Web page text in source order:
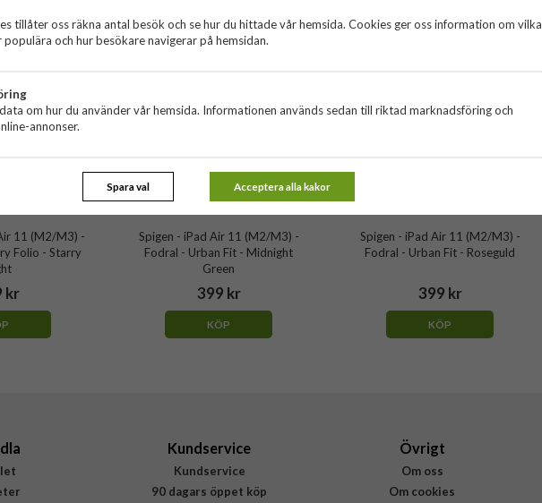
11 (M2/M3) -
Folio - Starry
kr
Spigen - iPad Air 11 (M2/M3) -
Fodral - Urban Fit - Midnight
Green
399 kr
KÖP
Spigen - iPad Air 11 (M2/M3) -
Fodral - Urban Fit - Roseguld
399 kr
KÖP
Kundservice
Kundservice
90 dagars öppet köp
Övrigt
Om oss
Om cookies
tillåter oss räkna antal besök och se hur du hittade vår hemsida. Cookies ger oss information om vilka
populära och hur besökare navigerar på hemsidan.
om hur du använder vår hemsida. Informationen används sedan till riktad marknadsföring och
annonser.
Spara val Acceptera alla kakor